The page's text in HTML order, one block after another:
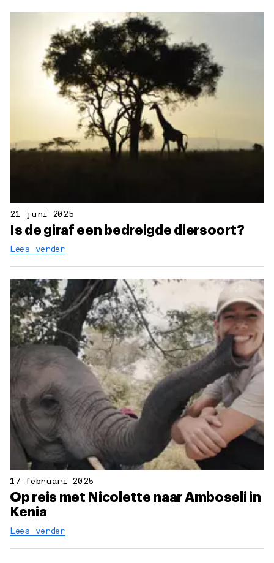
21 juni 2025
Is de giraf een bedreigde diersoort?
Lees verder
17 februari 2025
Op reis met Nicolette naar Amboseli in
Kenia
Lees verder